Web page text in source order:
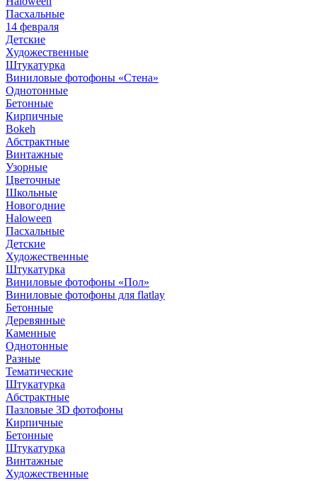
Пасхальные
14 февраля
Детские
Художественные
Штукатурка
Виниловые фотофоны «Стена»
Однотонные
Бетонные
Кирпичные
Bokeh
Абстрактные
Винтажные
Узорные
Цветочные
Школьные
Новогодние
Haloween
Пасхальные
Детские
Художественные
Штукатурка
Виниловые фотофоны «Пол»
Виниловые фотофоны для flatlay
Бетонные
Деревянные
Каменные
Однотонные
Разные
Тематические
Штукатурка
Абстрактные
Пазловые 3D фотофоны
Кирпичные
Бетонные
Штукатурка
Винтажные
Художественные